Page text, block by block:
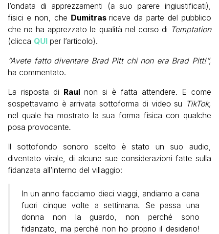
l’ondata di apprezzamenti (a suo parere ingiustificati),
fisici e non, che Dumitrasriceve da parte del pubblico
che ne ha apprezzato le qualità nel corso di Temptation
(clicca QUI per l’articolo).
“Avete fatto diventare Brad Pitt chi non era Brad Pitt!”,
ha commentato.
La risposta di Raul non si è fatta attendere. E come
sospettavamo è arrivata sottoforma di video su TikTok,
nel quale ha mostrato la sua forma fisica con qualche
posa provocante.
Il sottofondo sonoro scelto è stato un suo audio,
diventato virale, di alcune sue considerazioni fatte sulla
fidanzata all’interno del villaggio:
In un anno facciamo dieci viaggi, andiamo a cena
fuori cinque volte a settimana. Se passa una
donna non la guardo, non perché sono
fidanzato, ma perché non ho proprio il desiderio!